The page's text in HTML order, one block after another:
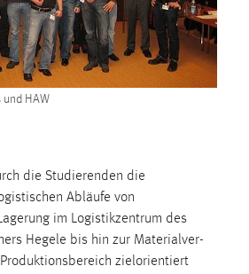
und HAW
die Studierenden die
Abläufe von
im Logistikzentrum des
Hegele bis hin zur Materialver-
zielorientiert
wird in diesem Cookie
eingeloggt ist.